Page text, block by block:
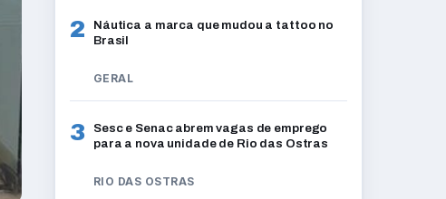
2
Náutica a marca que mudou a tattoo no
Brasil
GERAL
3
Sesc e Senac abrem vagas de emprego
para a nova unidade de Rio das Ostras
RIO DAS OSTRAS